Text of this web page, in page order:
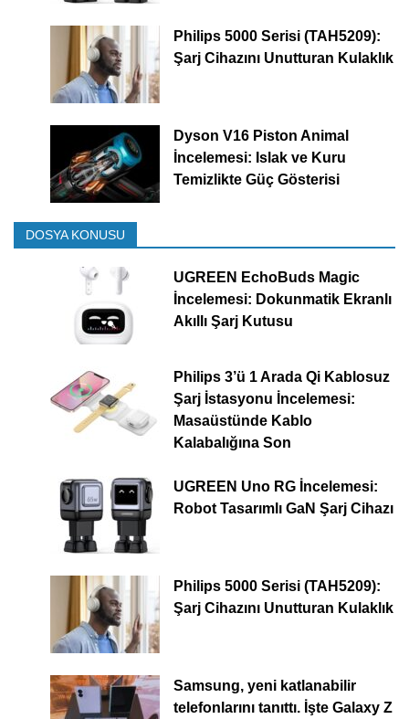
Philips 5000 Serisi (TAH5209):
Şarj Cihazını Unutturan Kulaklık
Dyson V16 Piston Animal
İncelemesi: Islak ve Kuru
Temizlikte Güç Gösterisi
DOSYA KONUSU
UGREEN EchoBuds Magic
İncelemesi: Dokunmatik Ekranlı
Akıllı Şarj Kutusu
Philips 3’ü 1 Arada Qi Kablosuz
Şarj İstasyonu İncelemesi:
Masaüstünde Kablo
Kalabalığına Son
UGREEN Uno RG İncelemesi:
Robot Tasarımlı GaN Şarj Cihazı
Philips 5000 Serisi (TAH5209):
Şarj Cihazını Unutturan Kulaklık
Samsung, yeni katlanabilir
telefonlarını tanıttı. İşte Galaxy Z